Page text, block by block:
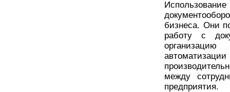
бизнеса. Они
работу с
между
предприятия.